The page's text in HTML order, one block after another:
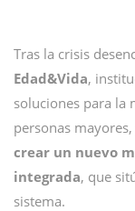
Tras la crisis
Edad&Vida,
soluciones para la
personas
crear un nuevo
integrada, que
sistema.